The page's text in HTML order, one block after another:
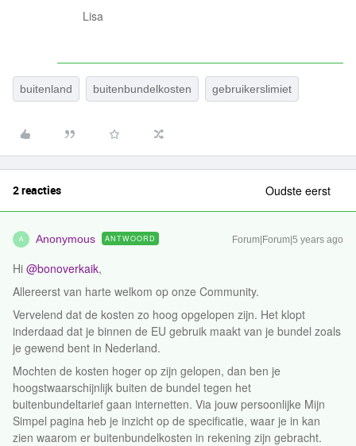
Lisa
buitenland buitenbundelkosten gebruikerslimiet
2 reacties Oudste eerst
A Anonymous ANTWOORD Forum|Forum|5 years ago
Hi @bonoverkaik,
Allereerst van harte welkom op onze Community.
Vervelend dat de kosten zo hoog opgelopen zijn. Het klopt
inderdaad dat je binnen de EU gebruik maakt van je bundel zoals
je gewend bent in Nederland.
Mochten de kosten hoger op zijn gelopen, dan ben je
hoogstwaarschijnlijk buiten de bundel tegen het
buitenbundeltarief gaan internetten. Via jouw persoonlijke Mijn
Simpel pagina heb je inzicht op de specificatie, waar je in kan
zien waarom er buitenbundelkosten in rekening zijn gebracht.